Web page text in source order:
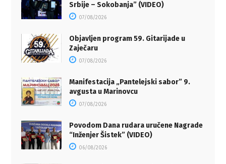
Srbije – Sokobanja” (VIDEO)
07/08/2026
Objavljen program 59. Gitarijade u
Zaječaru
07/08/2026
Manifestacija „Pantelejski sabor” 9.
avgusta u Marinovcu
07/08/2026
Povodom Dana rudara uručene Nagrade
“Inženjer Šistek” (VIDEO)
06/08/2026